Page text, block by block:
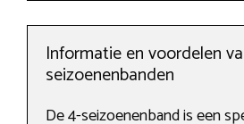
Informatie en voordelen
seizoenenbanden
De 4-seizoenenband is een